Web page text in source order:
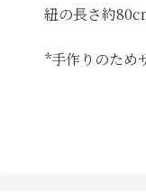
紐の長さ約
*手作りのため